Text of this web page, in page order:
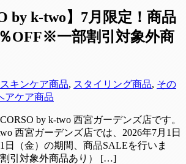
by k-two】7月限定！商品
OFF※一部割引対象外商
スキンケア商品, スタイリング商品, その
アケア商品
by k-two 西宮ガーデンズ店です。
西宮ガーデンズ店では、2026年7月1日
日（金）の期間、商品SALEを行いま
引対象外商品あり） […]